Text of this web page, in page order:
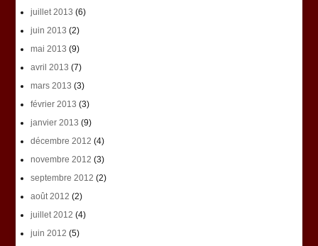
juillet 2013 (6)
juin 2013 (2)
mai 2013 (9)
avril 2013 (7)
mars 2013 (3)
février 2013 (3)
janvier 2013 (9)
décembre 2012 (4)
novembre 2012 (3)
septembre 2012 (2)
août 2012 (2)
juillet 2012 (4)
juin 2012 (5)